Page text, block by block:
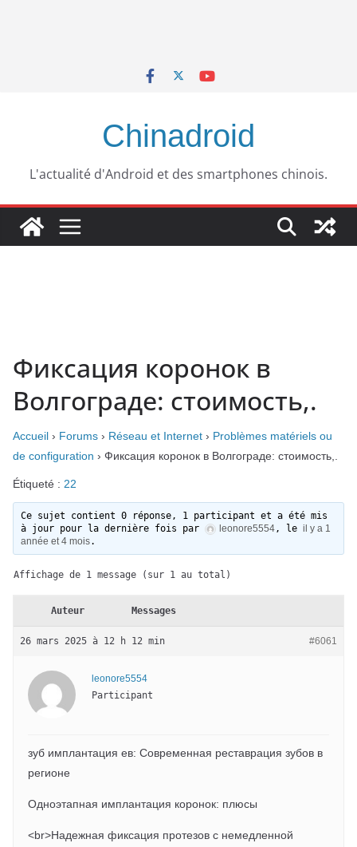
Chinadroid
L'actualité d'Android et des smartphones chinois.
Фиксация коронок в
Волгограде: стоимость,.
Accueil › Forums › Réseau et Internet › Problèmes matériels ou
de configuration › Фиксация коронок в Волгограде: стоимость,.
Étiqueté : 22
Ce sujet contient 0 réponse, 1 participant et a été mis
à jour pour la dernière fois par
leonore5554, leil y a 1
année et 4 mois.
Affichage de 1 message (sur 1 au total)
Auteur Messages
26 mars 2025 à 12 h 12 min #6061
leonore5554
Participant
зуб имплантация ев: Современная реставрация зубов в
регионе
Одноэтапная имплантация коронок: плюсы
<br>Надежная фиксация протезов с немедленной